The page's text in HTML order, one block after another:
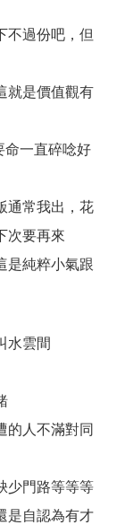
不過份吧，但
就是價值觀有
命一直碎唸好
通常我出，花
次要再來
是純粹小氣跟
水雲間
的人不滿對同
少門路等等等
是自認為有才